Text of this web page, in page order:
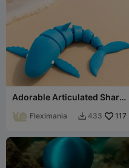
Adorable Articulated Shark
Fleximania  433 117